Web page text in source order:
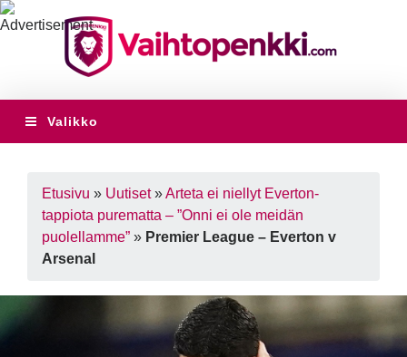
Valikko
Etusivu » Uutiset»Arteta ei niellyt Everton-
tappiota purematta – ”Onni ei ole meidän
puolellamme” » Premier League – Everton v
Arsenal